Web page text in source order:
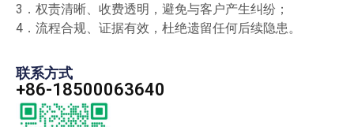
3．权责清晰、收费透明，避免与客户产生纠纷；
4．流程合规、证据有效，杜绝遗留任何后续隐患。
联系方式
+86-18500063640